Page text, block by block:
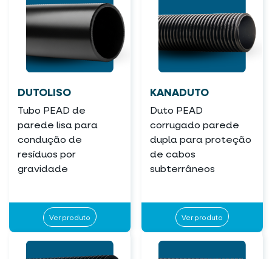
DUTOLISO
Tubo PEAD de
parede lisa para
condução de
resíduos por
gravidade
Ver produto
KANADUTO
Duto PEAD
corrugado parede
dupla para proteção
de cabos
subterrâneos
Ver produto